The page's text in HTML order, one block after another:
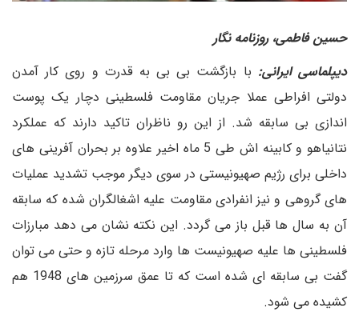
حسین فاطمی، روزنامه نگار
دیپلماسی ایرانی: با بازگشت بی بی به قدرت و روی کار آمدن
دولتی افراطی عملا جریان مقاومت فلسطینی دچار یک پوست
اندازی بی سابقه شد. از این رو ناظران تاکید دارند که عملکرد
نتانیاهو و کابینه اش طی 5 ماه اخیر علاوه بر بحران آفرینی های
داخلی برای رژیم صهیونیستی در سوی دیگر موجب تشدید عملیات
های گروهی و نیز انفرادی مقاومت علیه اشغالگران شده که سابقه
آن به سال ها قبل باز می گردد. این نکته نشان می دهد مبارزات
فلسطینی ها علیه صهیونیست ها وارد مرحله تازه و حتی می توان
گفت بی سابقه ای شده است که تا عمق سرزمین های 1948 هم
کشیده می شود.